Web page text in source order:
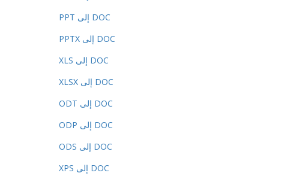
PPT إلى DOC
PPTX إلى DOC
XLS إلى DOC
XLSX إلى DOC
ODT إلى DOC
ODP إلى DOC
ODS إلى DOC
XPS إلى DOC